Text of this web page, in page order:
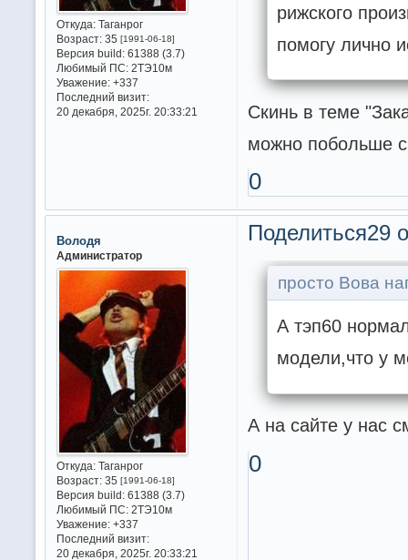
Откуда:Таганрог
Возраст:35 [1991-06-18]
Версия build:61388 (3.7)
Любимый ПС:2ТЭ10м
Уважение: +337
Последний визит:
20 декабря, 2025г. 20:33:21
рижского
помогу лично
Скинь в теме
можно побольше
0
Поделиться29
Володя
Администратор
Откуда:Таганрог
Возраст:35 [1991-06-18]
Версия build:61388 (3.7)
Любимый ПС:2ТЭ10м
Уважение: +337
Последний визит:
20 декабря, 2025г. 20:33:21
просто Вова
А тэп60
модели,что у
А на сайте у нас
0